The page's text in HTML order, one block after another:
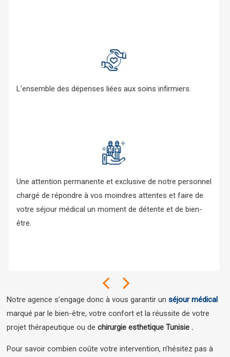
L’ensemble des dépenses liées aux soins infirmiers.
Une attention permanente et exclusive de notre personnel
chargé de répondre à vos moindres attentes et faire de
votre séjour médical un moment de détente et de bien-
être.
Notre agence s’engage donc à vous garantir unséjour médical
marqué par le bien-être, votre confort et la réussite de votre
projet thérapeutique ou dechirurgie esthetique Tunisie .
Pour savoir combien coûte votre intervention, n’hésitez pas à